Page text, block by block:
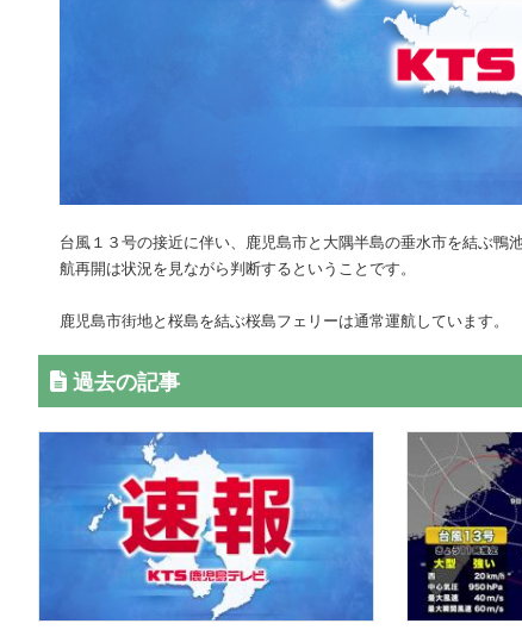
台風１３号の接近に伴い、鹿児島市と大隅半島の垂水市を結ぶ
航再開は状況を見ながら判断するということです。
鹿児島市街地と桜島を結ぶ桜島フェリーは通常運航しています。
過去の記事